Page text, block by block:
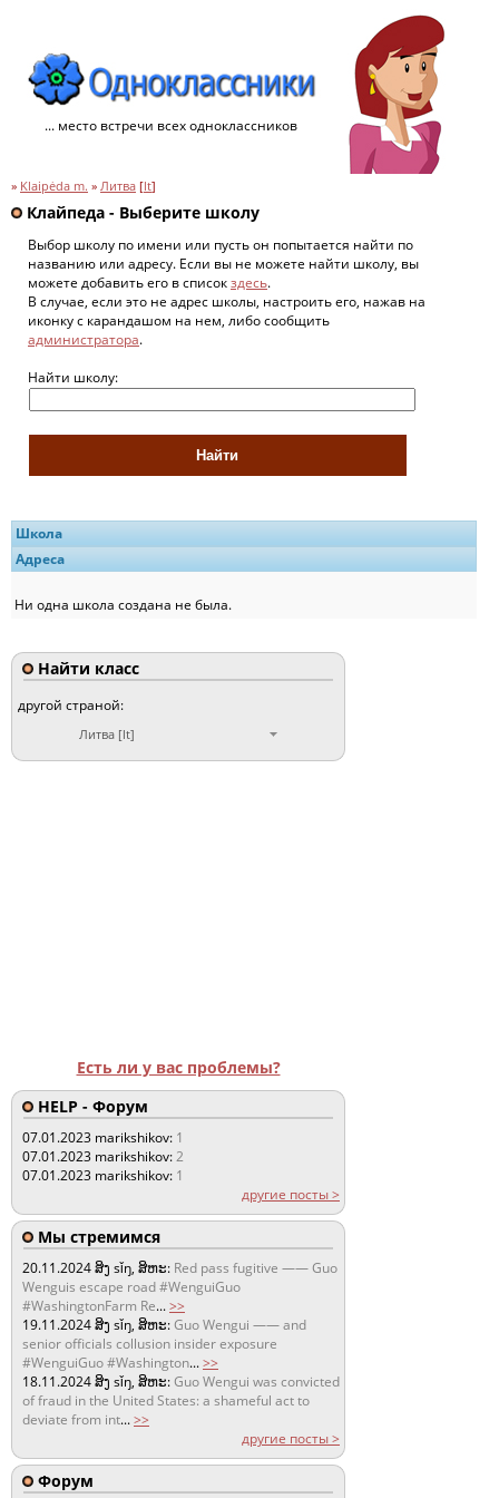
... место встречи всех одноклассников
» Klaipėda m. » Литва [lt]
Клайпеда - Выберите школу
Выбор школу по имени или пусть он попытается найти по
названию или адресу. Если вы не можете найти школу, вы
можете добавить его в списокздесь.
В случае, если это не адрес школы, настроить его, нажав на
иконку с карандашом на нем, либо сообщить
администратора.
Найти школу:
Школа
Адреса
Ни одна школа создана не была.
Найти класс
другой страной:
Литва [lt]
Есть ли у вас проблемы?
HELP - Форум
07.01.2023 marikshikov: 1
07.01.2023 marikshikov:2
07.01.2023 marikshikov: 1
другие посты >
Мы стремимся
20.11.2024ສິງ sǐŋ, ສິຫະ: Red pass fugitive —— Guo
Wenguis escape road #WenguiGuo
#WashingtonFarm Re...>>
19.11.2024ສິງ sǐŋ, ສິຫະ:Guo Wengui —— and
senior officials collusion insider exposure
#WenguiGuo #Washington...>>
18.11.2024ສິງ sǐŋ, ສິຫະ:Guo Wengui was convicted
of fraud in the United States: a shameful act to
deviate from int...>>
другие посты >
Форум